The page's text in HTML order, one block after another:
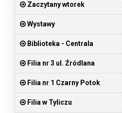
Zaczytany wtorek
Wystawy
Biblioteka - Centrala
Filia nr 3 ul. Źródlana
Filia nr 1 Czarny Potok
Filia w Tyliczu